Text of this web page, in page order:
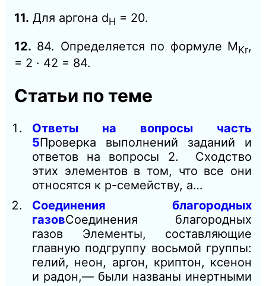
11. Для аргона dH = 20.
12. 84. Определяется по формуле МKr,
= 2 · 42 = 84.
Статьи по теме
Ответы на вопросы часть
5Проверка выполнений заданий и
ответов на вопросы 2. Сходство
этих элементов в том, что все они
относятся к р-семейству, а…
Соединения благородных
газовСоединения благородных
газов Элементы, составляющие
главную подгруппу восьмой группы:
гелий, неон, аргон, криптон, ксенон
и радон,— были названы инертными